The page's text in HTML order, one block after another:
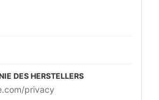
privacy